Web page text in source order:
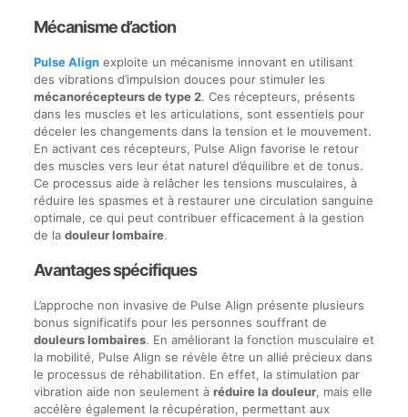
Mécanisme d’action
Pulse Alignexploite un mécanisme innovant en utilisant
des vibrations d’impulsion douces pour stimuler les
mécanorécepteurs de type 2. Ces récepteurs, présents
dans les muscles et les articulations, sont essentiels pour
déceler les changements dans la tension et le mouvement.
En activant ces récepteurs, Pulse Align favorise le retour
des muscles vers leur état naturel d’équilibre et de tonus.
Ce processus aide à relâcher les tensions musculaires, à
réduire les spasmes et à restaurer une circulation sanguine
optimale, ce qui peut contribuer efficacement à la gestion
de la douleur lombaire.
Avantages spécifiques
L’approche non invasive de Pulse Align présente plusieurs
bonus significatifs pour les personnes souffrant de
douleurs lombaires. En améliorant la fonction musculaire et
la mobilité, Pulse Align se révèle être un allié précieux dans
le processus de réhabilitation. En effet, la stimulation par
vibration aide non seulement à réduire la douleur, mais elle
accélère également la récupération, permettant aux